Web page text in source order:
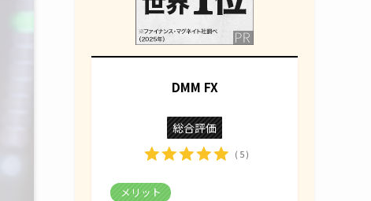
DMM FX
総合評価
( 5 )
メリット